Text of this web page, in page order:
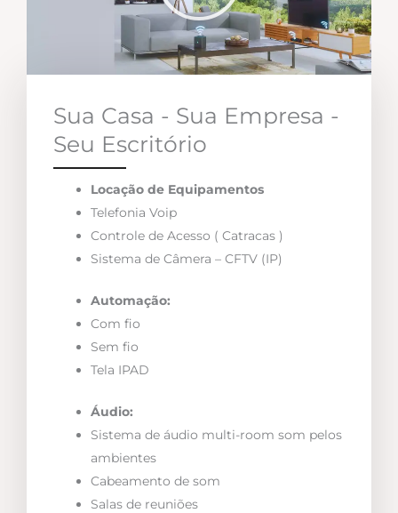
Sua Casa - Sua Empresa -
Seu Escritório
Locação de Equipamentos
Telefonia Voip
Controle de Acesso ( Catracas )
Sistema de Câmera – CFTV (IP)
Automação:
Com fio
Sem fio
Tela IPAD
Áudio:
Sistema de áudio multi-room som pelos
ambientes
Cabeamento de som
Salas de reuniões